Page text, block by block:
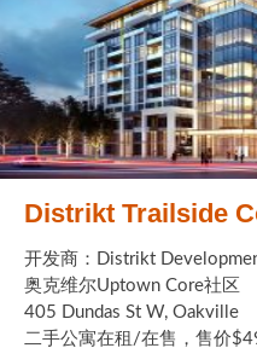
Distrikt Trailside
开发商：Distrikt
奥克维尔Uptown Core社区
405 Dundas St W, Oakville
二手公寓在租/在售，售价